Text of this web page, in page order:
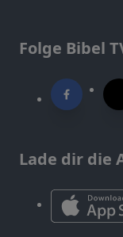
Folge Bibel
Lade dir die